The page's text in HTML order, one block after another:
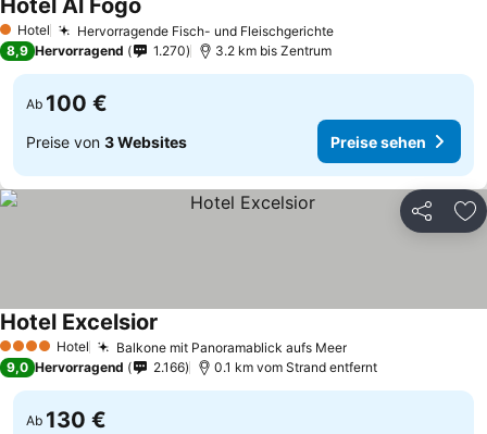
1 Sterne
Hotel Hervorragende Fisch- und Fleischgerichte
Hotel Al Fogo
8,9 Hervorragend 1.270 3.2 km bis Zentrum
Ab 100 €
Preise von 3 Websites Preise sehen
Teilen
4 Sterne Hotel Balkone mit Panoramablick aufs Meer
Hotel Excelsior
9,0 Hervorragend 2.166 0.1 km vom Strand entfernt
Ab 130 €